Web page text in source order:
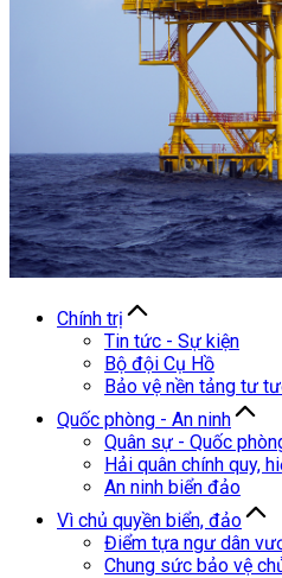
Chính trị
Tin tức - Sự kiện
Bộ đội Cụ Hồ
Bảo vệ nền tảng tư
Quốc phòng - An ninh
Quân sự - Quốc
Hải quân chính quy,
An ninh biển đảo
Vì chủ quyền biển, đảo
Điểm tựa ngư dân
Chung sức bảo vệ